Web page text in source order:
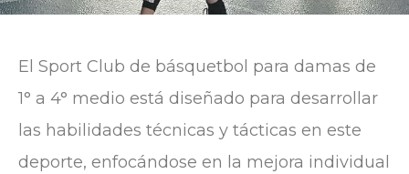
El Sport Club de básquetbol para damas de
1° a 4° medio está diseñado para desarrollar
las habilidades técnicas y tácticas en este
deporte, enfocándose en la mejora individual